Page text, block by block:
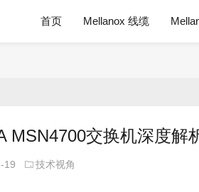
首页 Mellanox 线缆
MSN4700交换机深度解
19 技术视角